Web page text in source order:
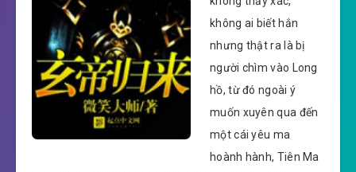
không ai biết hắn
nhưng thật ra là bị
người chìm vào Long
hồ, từ đó ngoài ý
muốn xuyên qua đến
một cái yêu ma
hoành hành, Tiên Ma